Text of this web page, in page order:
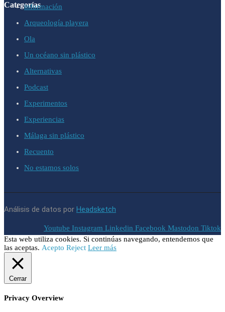
Categoríasinformación
Arqueología playera
Ola
Un océano sin plástico
Alternativas
Podcast
Experimentos
Experiencias
Málaga sin plástico
Recuento
No estamos solos
Análisis de datos por Headsketch
Youtube Instagram Linkedin Facebook Mastodon Tiktok
Esta web utiliza cookies. Si continúas navegando, entendemos que
las aceptas. Acepto Reject Leer más
Cerrar
Privacy Overview